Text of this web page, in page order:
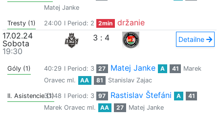
Matej Janke
Tresty (1) 24:00 I Period: 2 2min
držanie
17.02.24
Sobota
19:30
3 : 4 Detailne
Góly (1) 40:29 I Period: 3 27 Matej Janke A 41
Marek
Oravec ml.
AA 81 Stanislav Zajac
II. Asistencie (1)
33:48 I Period: 3 97 Rastislav Štefáni A
41
Marek Oravec ml.
AA 27 Matej Janke